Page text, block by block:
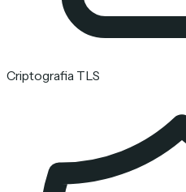
Criptografia TLS